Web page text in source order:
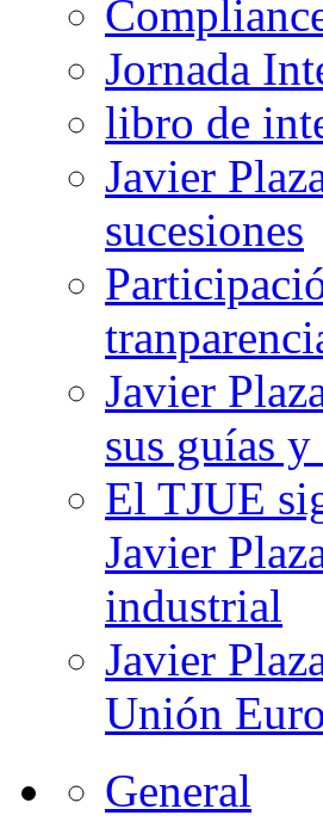
Jornada
libro de
Javier
sucesiones
Javier
sus guías
El TJUE
Javier
industrial
Javier
Unión
General